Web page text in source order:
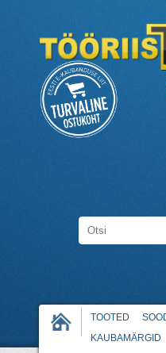
TOOTED
KAUBAMÄRGID